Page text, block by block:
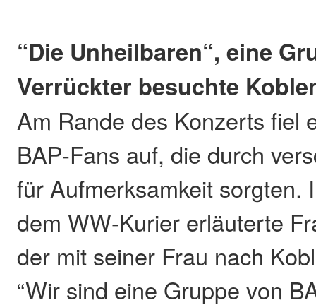
“Die Unheilbaren“, eine
Verrückter besuchte
Am Rande des Konzerts fiel
BAP-Fans auf, die durch
für Aufmerksamkeit sorgten.
dem WW-Kurier erläuterte
der mit seiner Frau nach
“Wir sind eine Gruppe von